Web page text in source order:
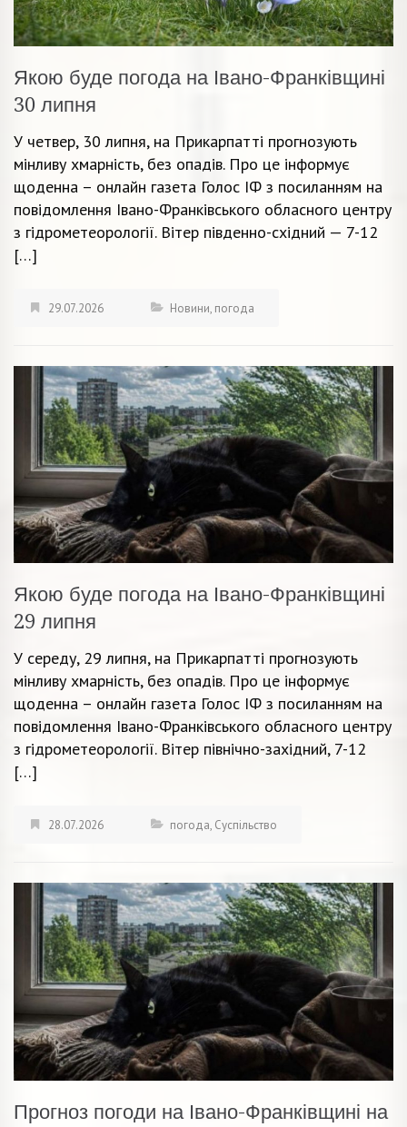
Якою буде погода на Івано-Франківщині
30 липня
У четвер, 30 липня, на Прикарпатті прогнозують
мінливу хмарність, без опадів. Про це інформує
щоденна – онлайн газета Голос ІФ з посиланням на
повідомлення Івано-Франківського обласного центру
з гідрометеорології. Вітер південно-східний — 7-12
[…]
29.07.2026 Новини, погода
Якою буде погода на Івано-Франківщині
29 липня
У середу, 29 липня, на Прикарпатті прогнозують
мінливу хмарність, без опадів. Про це інформує
щоденна – онлайн газета Голос ІФ з посиланням на
повідомлення Івано-Франківського обласного центру
з гідрометеорології. Вітер північно-західний, 7-12
[…]
28.07.2026 погода, Суспільство
Прогноз погоди на Івано-Франківщині на